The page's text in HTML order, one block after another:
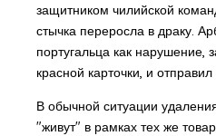
защитником чилийской
стычка переросла в драку.
португальца как
красной карточки, и
В обычной ситуации
"живут" в рамках тех же